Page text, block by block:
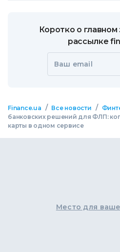
Коротко о главном
рассылке
Ваш email
Finance.ua / Все новости /
банковских решений для ФЛП:
карты в одном сервисе
Место для